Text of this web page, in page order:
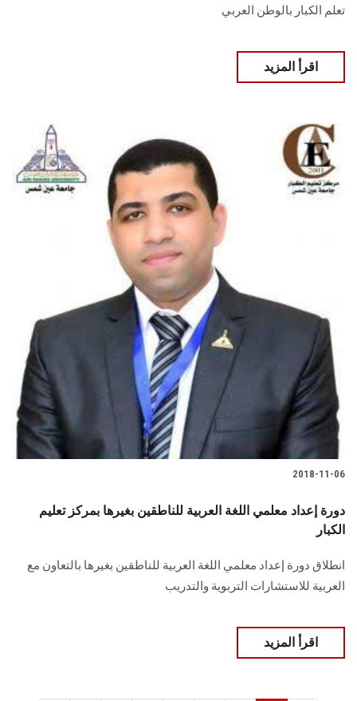
تعلم الكبار بالوطن العربي
اقرأ المزيد
2018-11-06
دورة إعداد معلمي اللغة العربية للناطقين بغيرها بمركز تعليم
الكبار
انطلاق دورة إعداد معلمي اللغة العربية للناطقين بغيرها بالتعاون مع
العربية للاستشارات التربوية والتدريب
اقرأ المزيد